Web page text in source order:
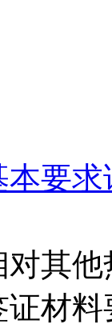
本要求
其
材